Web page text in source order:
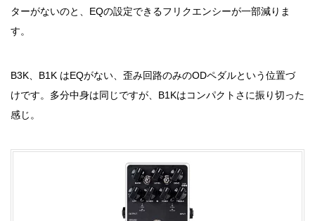
ターがないのと、EQの設定できるフリクエンシーが一部減りま
す。
B3K、B1K はEQがない、歪み回路のみのODペダルという位置づ
けです。多分中身は同じですが、B1Kはコンパクトさに振り切った
感じ。